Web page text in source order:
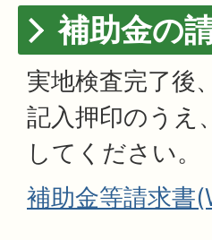
補助金の
実地検査完了後
記入押印のうえ
してください。
補助金等請求書